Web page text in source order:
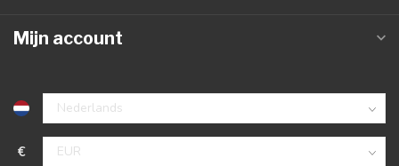
Mijn account
€